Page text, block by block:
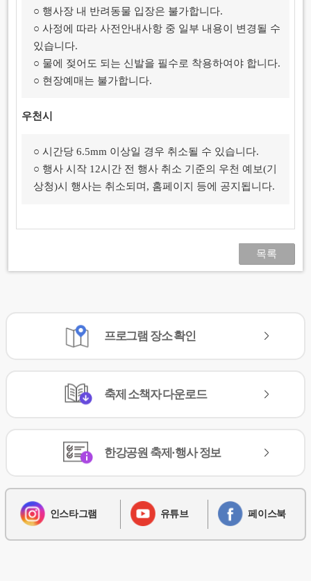
○ 행사장 내 반려동물 입장은 불가합니다.
○ 사정에 따라 사전안내사항 중 일부 내용이 변경될 수
있습니다.
○ 물에 젖어도 되는 신발을 필수로 착용하여야 합니다.
○ 현장예매는 불가합니다.
우천시
○ 시간당 6.5mm 이상일 경우 취소될 수 있습니다.
○ 행사 시작 12시간 전 행사 취소 기준의 우천 예보(기
상청)시 행사는 취소되며, 홈페이지 등에 공지됩니다.
목록
프로그램 장소 확인
축제 소책자 다운로드
한강공원 축제·행사 정보
인스타그램 유튜브 페이스북